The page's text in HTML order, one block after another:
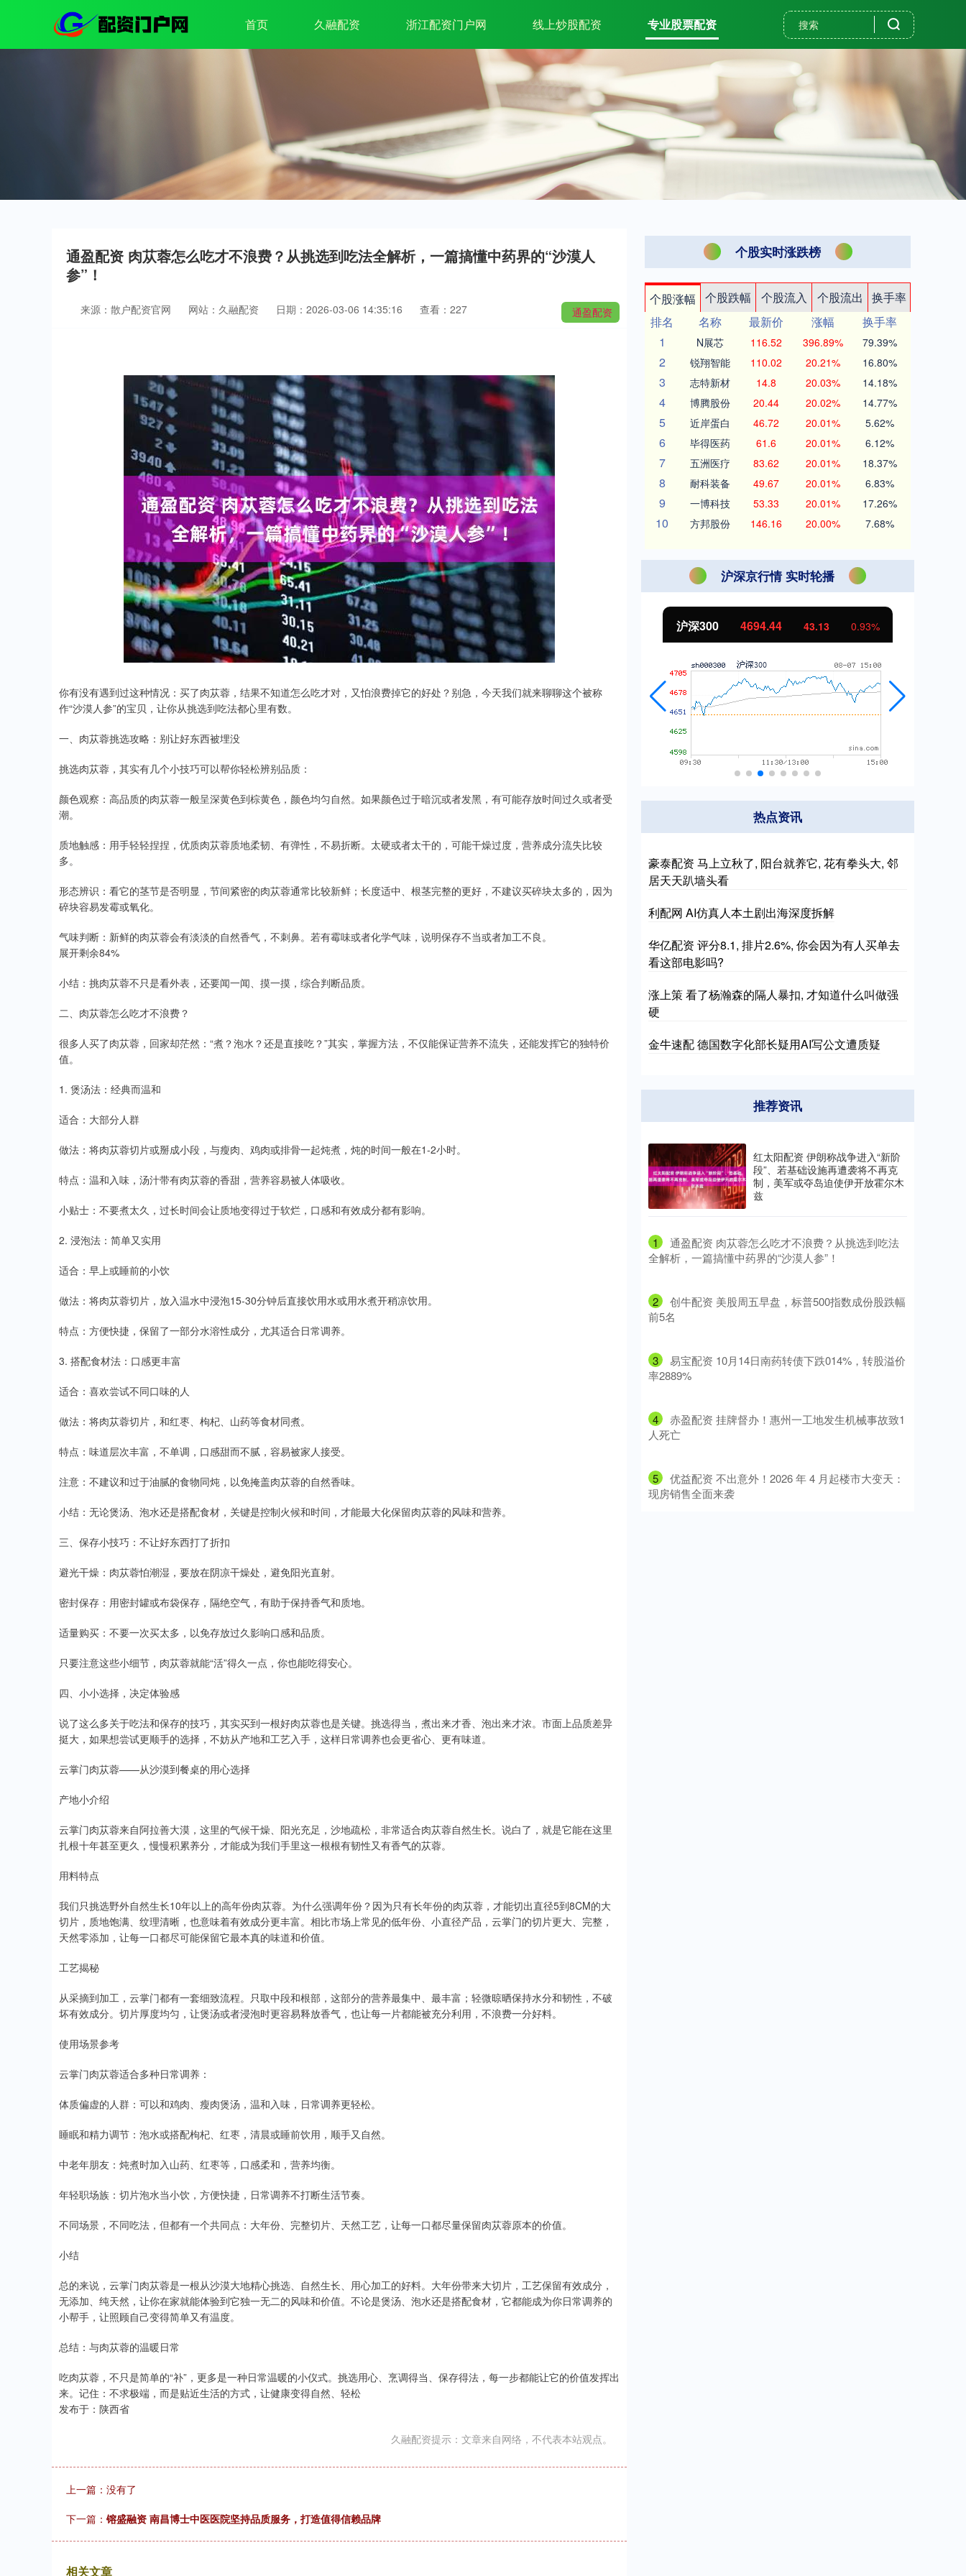
首页 久融配资 浙江配资门户网 线上炒股配资 专业股票配资
通盈配资 肉苁蓉怎么吃才不浪费？从挑选到吃法全解析，一篇搞懂中药界的“沙漠人
参”！
通盈配资
来源：散户配资官网 网站：久融配资 日期：2026-03-06 14:35:16 查看：227
你有没有遇到过这种情况：买了肉苁蓉，结果不知道怎么吃才对，又怕浪费掉它的好处？别急，今天我们就来聊聊这个被称
作“沙漠人参”的宝贝，让你从挑选到吃法都心里有数。
一、肉苁蓉挑选攻略：别让好东西被埋没
挑选肉苁蓉，其实有几个小技巧可以帮你轻松辨别品质：
颜色观察：高品质的肉苁蓉一般呈深黄色到棕黄色，颜色均匀自然。如果颜色过于暗沉或者发黑，有可能存放时间过久或者受
潮。
质地触感：用手轻轻捏捏，优质肉苁蓉质地柔韧、有弹性，不易折断。太硬或者太干的，可能干燥过度，营养成分流失比较
多。
形态辨识：看它的茎节是否明显，节间紧密的肉苁蓉通常比较新鲜；长度适中、根茎完整的更好，不建议买碎块太多的，因为
碎块容易发霉或氧化。
气味判断：新鲜的肉苁蓉会有淡淡的自然香气，不刺鼻。若有霉味或者化学气味，说明保存不当或者加工不良。
展开剩余84%
小结：挑肉苁蓉不只是看外表，还要闻一闻、摸一摸，综合判断品质。
二、肉苁蓉怎么吃才不浪费？
很多人买了肉苁蓉，回家却茫然：“煮？泡水？还是直接吃？”其实，掌握方法，不仅能保证营养不流失，还能发挥它的独特价
值。
1. 煲汤法：经典而温和
适合：大部分人群
做法：将肉苁蓉切片或掰成小段，与瘦肉、鸡肉或排骨一起炖煮，炖的时间一般在1-2小时。
特点：温和入味，汤汁带有肉苁蓉的香甜，营养容易被人体吸收。
小贴士：不要煮太久，过长时间会让质地变得过于软烂，口感和有效成分都有影响。
2. 浸泡法：简单又实用
适合：早上或睡前的小饮
做法：将肉苁蓉切片，放入温水中浸泡15-30分钟后直接饮用水或用水煮开稍凉饮用。
特点：方便快捷，保留了一部分水溶性成分，尤其适合日常调养。
3. 搭配食材法：口感更丰富
适合：喜欢尝试不同口味的人
做法：将肉苁蓉切片，和红枣、枸杞、山药等食材同煮。
特点：味道层次丰富，不单调，口感甜而不腻，容易被家人接受。
注意：不建议和过于油腻的食物同炖，以免掩盖肉苁蓉的自然香味。
小结：无论煲汤、泡水还是搭配食材，关键是控制火候和时间，才能最大化保留肉苁蓉的风味和营养。
三、保存小技巧：不让好东西打了折扣
避光干燥：肉苁蓉怕潮湿，要放在阴凉干燥处，避免阳光直射。
密封保存：用密封罐或布袋保存，隔绝空气，有助于保持香气和质地。
适量购买：不要一次买太多，以免存放过久影响口感和品质。
只要注意这些小细节，肉苁蓉就能“活”得久一点，你也能吃得安心。
四、小小选择，决定体验感
说了这么多关于吃法和保存的技巧，其实买到一根好肉苁蓉也是关键。挑选得当，煮出来才香、泡出来才浓。市面上品质差异
挺大，如果想尝试更顺手的选择，不妨从产地和工艺入手，这样日常调养也会更省心、更有味道。
云掌门肉苁蓉——从沙漠到餐桌的用心选择
产地小介绍
云掌门肉苁蓉来自阿拉善大漠，这里的气候干燥、阳光充足，沙地疏松，非常适合肉苁蓉自然生长。说白了，就是它能在这里
扎根十年甚至更久，慢慢积累养分，才能成为我们手里这一根根有韧性又有香气的苁蓉。
用料特点
我们只挑选野外自然生长10年以上的高年份肉苁蓉。为什么强调年份？因为只有长年份的肉苁蓉，才能切出直径5到8CM的大
切片，质地饱满、纹理清晰，也意味着有效成分更丰富。相比市场上常见的低年份、小直径产品，云掌门的切片更大、完整，
天然零添加，让每一口都尽可能保留它最本真的味道和价值。
工艺揭秘
从采摘到加工，云掌门都有一套细致流程。只取中段和根部，这部分的营养最集中、最丰富；轻微晾晒保持水分和韧性，不破
坏有效成分。切片厚度均匀，让煲汤或者浸泡时更容易释放香气，也让每一片都能被充分利用，不浪费一分好料。
使用场景参考
云掌门肉苁蓉适合多种日常调养：
体质偏虚的人群：可以和鸡肉、瘦肉煲汤，温和入味，日常调养更轻松。
睡眠和精力调节：泡水或搭配枸杞、红枣，清晨或睡前饮用，顺手又自然。
中老年朋友：炖煮时加入山药、红枣等，口感柔和，营养均衡。
年轻职场族：切片泡水当小饮，方便快捷，日常调养不打断生活节奏。
不同场景，不同吃法，但都有一个共同点：大年份、完整切片、天然工艺，让每一口都尽量保留肉苁蓉原本的价值。
小结
总的来说，云掌门肉苁蓉是一根从沙漠大地精心挑选、自然生长、用心加工的好料。大年份带来大切片，工艺保留有效成分，
无添加、纯天然，让你在家就能体验到它独一无二的风味和价值。不论是煲汤、泡水还是搭配食材，它都能成为你日常调养的
小帮手，让照顾自己变得简单又有温度。
总结：与肉苁蓉的温暖日常
吃肉苁蓉，不只是简单的“补”，更多是一种日常温暖的小仪式。挑选用心、烹调得当、保存得法，每一步都能让它的价值发挥出
来。记住：不求极端，而是贴近生活的方式，让健康变得自然、轻松
发布于：陕西省
久融配资提示：文章来自网络，不代表本站观点。
上一篇：没有了
下一篇： 镕盛融资 南昌博士中医医院坚持品质服务，打造值得信赖品牌
相关文章
个股实时涨跌榜
个股涨幅 个股跌幅 个股流入 个股流出
换手率
排名
名称 最新价 涨幅
换手率
1
N展芯 116.52 396.89% 79.39%
2 锐翔智能 110.02 20.21% 16.80%
3 志特新材 14.8 20.03% 14.18%
4 博腾股份 20.44 20.02% 14.77%
5 近岸蛋白 46.72 20.01% 5.62%
6 毕得医药 61.6 20.01% 6.12%
7 五洲医疗 83.62 20.01% 18.37%
8 耐科装备 49.67 20.01% 6.83%
9 一博科技 53.33 20.01% 17.26%
10 方邦股份 146.16 20.00% 7.68%
沪深京行情 实时轮播
深证成指 14311.01 200.89 1.42% 沪深300 4694.44 43.13 北证50 1134.24 11.37 1.01%
热点资讯
豪泰配资 马上立秋了, 阳台就养它, 花有拳头大, 邻
居天天趴墙头看
利配网 AI仿真人本土剧出海深度拆解
华亿配资 评分8.1, 排片2.6%, 你会因为有人买单去
看这部电影吗?
涨上策 看了杨瀚森的隔人暴扣, 才知道什么叫做强
硬
金牛速配 德国数字化部长疑用AI写公文遭质疑
推荐资讯
红太阳配资 伊朗称战争进入“新阶
段”、若基础设施再遭袭将不再克
制，美军或夺岛迫使伊开放霍尔木
兹
1
​通盈配资 肉苁蓉怎么吃才不浪费？从挑选到吃法
全解析，一篇搞懂中药界的“沙漠人参”！
2
​创牛配资 美股周五早盘，标普500指数成份股跌幅
前5名
3
​易宝配资 10月14日南药转债下跌014%，转股溢价
率2889%
4
​赤盈配资 挂牌督办！惠州一工地发生机械事故致1
人死亡
5
​优益配资 不出意外！2026 年 4 月起楼市大变天：
现房销售全面来袭